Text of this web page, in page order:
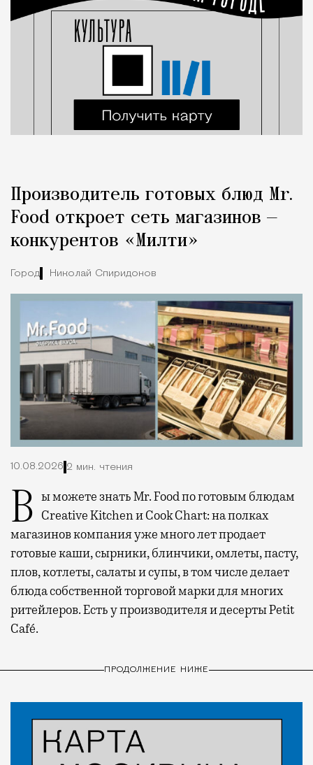
Производитель готовых блюд Mr.
Food откроет сеть магазинов —
конкурентов «Милти»
Город Николай Спиридонов
10.08.2026 2 мин. чтения
Вы можете знать Mr. Food по готовым блюдам Creative Kitchen и Cook Chart: на полках
магазинов компания уже много лет продает
готовые каши, сырники, блинчики, омлеты, пасту,
плов, котлеты, салаты и супы, в том числе делает
блюда собственной торговой марки для многих
ритейлеров. Есть у производителя и десерты Petit
Café.
ПРОДОЛЖЕНИЕ НИЖЕ